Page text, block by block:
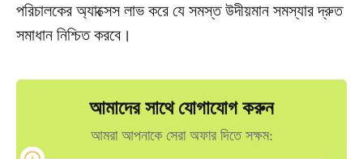
পরিচালকের অ্যাক্সেস লাভ করে যে সমস্ত উদীয়মান সমস্যার দ্রুত
সমাধান নিশ্চিত করবে।
আমাদের সাথে যোগাযোগ করুন
আমরা আপনাকে সেরা অফার দিতে সক্ষম: